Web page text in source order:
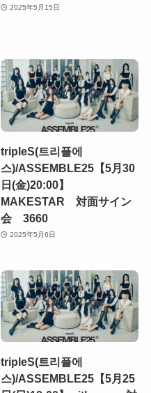
2025年5月15日
tripleS(트리플에
스)/ASSEMBLE25【5月30
日(金)20:00】
MAKESTAR 対面サイン
会 3660
2025年5月6日
tripleS(트리플에
스)/ASSEMBLE25【5月25